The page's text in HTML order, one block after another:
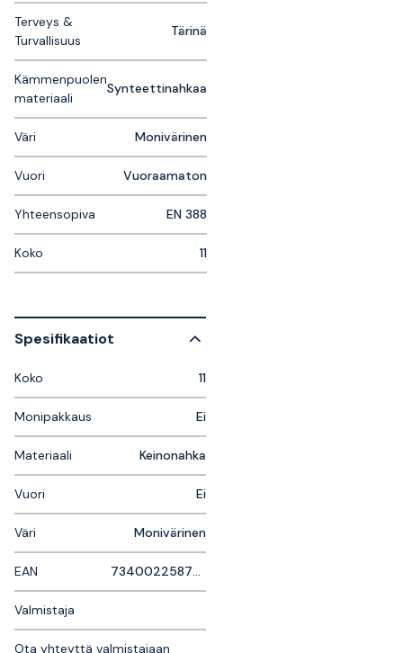
Terveys &
Turvallisuus
Tärinä
Kämmenpuolen
materiaali
Synteettinahkaa
Väri Monivärinen
Vuori Vuoraamaton
Yhteensopiva EN 388
Koko 11
Spesifikaatiot
Koko 11
Monipakkaus Ei
Materiaali Keinonahka
Vuori Ei
Väri Monivärinen
EAN
Valmistaja
Ota yhteyttä valmistajaan